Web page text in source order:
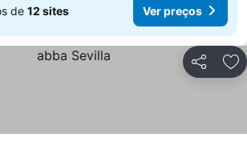
de 12 sites Ver preços
Partilhar